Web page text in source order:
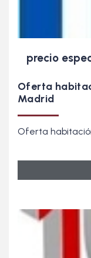
precio
Oferta
Madrid
Oferta